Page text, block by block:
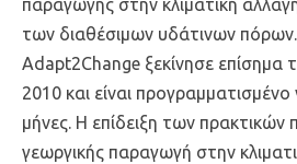
παραγωγής στην κλιματική
των διαθέσιμων υδάτινων
Adapt2Change ξεκίνησε επίσημα
2010 και είναι προγραμματισμένο
μήνες. Η επίδειξη των
γεωργικής παραγωγή στην